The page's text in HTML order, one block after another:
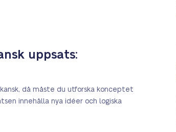
uppsats:
då måste du utforska konceptet
innehålla nya idéer och logiska